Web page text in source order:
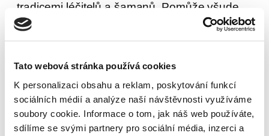
Tato webová stránka používá cookies
K personalizaci obsahu a reklam, poskytování funkcí
sociálních médií a analýze naší návštěvnosti využíváme
soubory cookie. Informace o tom, jak náš web používáte,
sdílíme se svými partnery pro sociální média, inzerci a
tradicemi léčitelů a šamanů. Pomůže všude
tam, kde je nějakým způsobem narušené
se mohou projevovat jak fyzickými, tak
psychickými problémy. Podle andských
šamanů nemá smysl léčit jednotlivou nemoc,
ale vždy celé energetické tělo, protože v něm
vše se vším souvisí.